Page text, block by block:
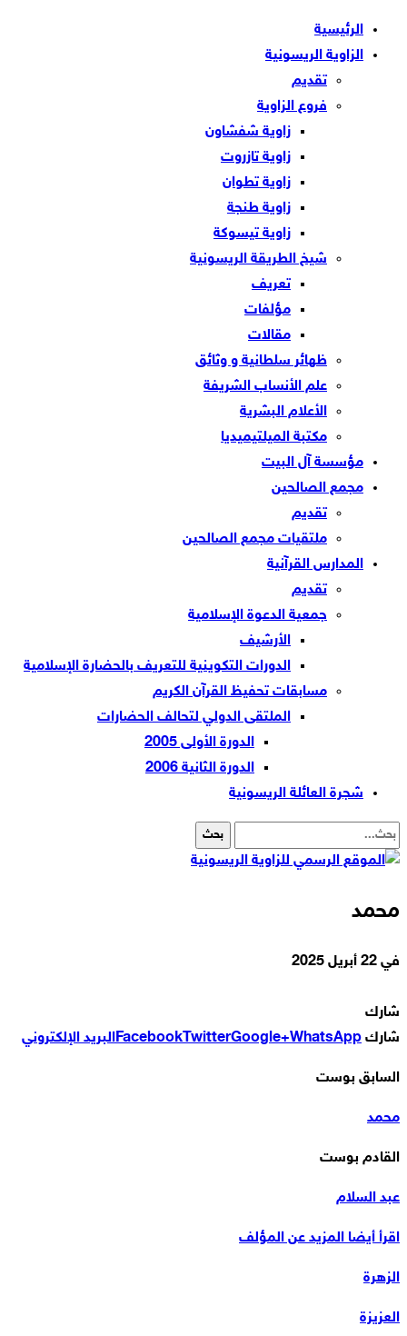
الرئيسية
الزاوية الريسونية
تقديم
فروع الزاوية
زاوية شفشاون
زاوية تازروت
زاوية تطوان
زاوية طنجة
زاوية تيسوكة
شيخ الطريقة الريسونية
تعريف
مؤلفات
مقالات
ظهائر سلطانية و وثائق
علم الأنساب الشريفة
الأعلام البشرية
مكتبة الميلتيميديا
مؤسسة آل البيت
مجمع الصالحين
تقديم
ملتقيات مجمع الصالحين
المدارس القرآنية
تقديم
جمعية الدعوة الإسلامية
الأرشيف
الدورات التكوينية للتعريف بالحضارة الإسلامية
مسابقات تحفيظ القرآن الكريم
الملتقى الدولي لتحالف الحضارات
الدورة الأولى 2005
الدورة الثانية 2006
شجرة العائلة الريسونية
محمد
في 22 أبريل 2025
شارك
شارك
FacebookTwitterGoogle+WhatsApp البريد الإلكتروني
السابق بوست
محمد
القادم بوست
عبد السلام
اقرأ أيضا المزيد عن المؤلف
الزهرة
العزيزة